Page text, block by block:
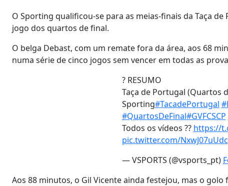
O Sporting qualificou-se para as meias-finais da Taça
jogo dos quartos de final.
O belga Debast, com um remate fora da área, aos 68
numa série de cinco jogos sem vencer em todas as
? RESUMO
Taça de Portugal (Quartos
Sporting#TacadePortugal
#QuartosDeFinal#GVFCSCP
Todos os vídeos ?? https://
pic.twitter.com/NxwJ07uUdc
— VSPORTS (@vsports_pt)
Aos 88 minutos, o Gil Vicente ainda festejou, mas o